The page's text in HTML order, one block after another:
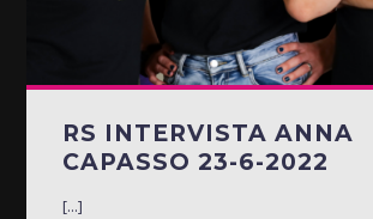
RS INTERVISTA ANNA
CAPASSO 23-6-2022
[...]